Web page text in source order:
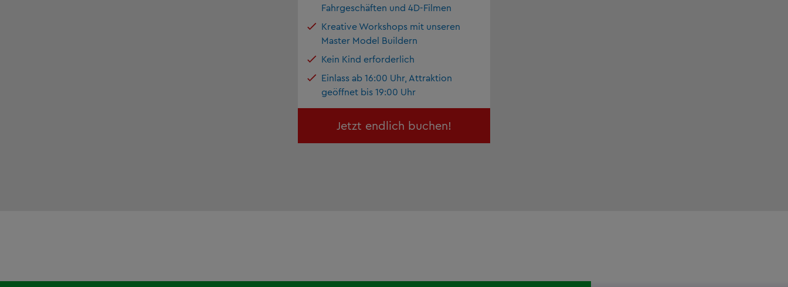
Fahrgeschäften und 4D-Filmen
Kreative Workshops mit unseren
Master Model Buildern
Kein Kind erforderlich
Einlass ab 16:00 Uhr, Attraktion
geöffnet bis 19:00 Uhr
Jetzt endlich buchen!